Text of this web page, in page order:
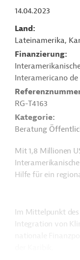
14.04.2023
Land
Lateinamerika,
Finanzierung
Interamericano
RG-T4163
Kategorie
Beratung
Mit 1,8 Millionen
Hilfe für ein
Im Mittelpunkt
Integration von